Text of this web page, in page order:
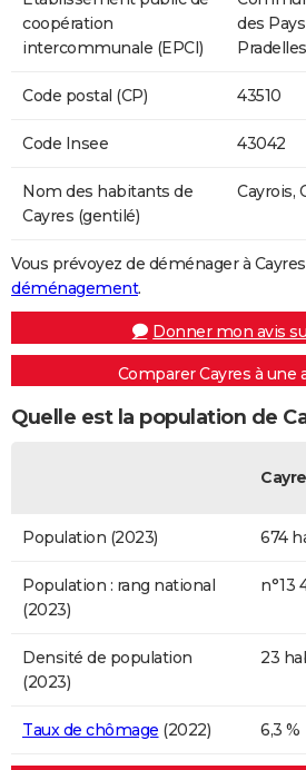
coopération
intercommunale (EPCI)
des
Pradelles
Code postal (CP) 43510
Code Insee 43042
Nom des habitants de
Cayres (gentilé)
Cayrois,
Vous prévoyez de déménager à
déménagement.
Donner mon avis
Comparer Cayres à une
Quelle est la population de
Population (2023) 674
Population : rang national
(2023)
n°13
Densité de population
(2023)
23
Taux de chômage (2022) 6,3 %